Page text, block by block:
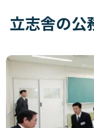
立志舎の公